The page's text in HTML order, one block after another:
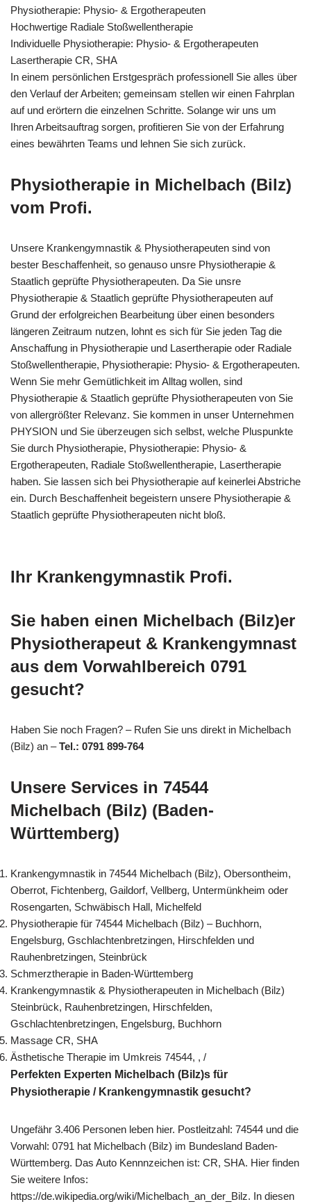
Physiotherapie: Physio- & Ergotherapeuten
Hochwertige Radiale Stoßwellentherapie
Individuelle Physiotherapie: Physio- & Ergotherapeuten
Lasertherapie CR, SHA
In einem persönlichen Erstgespräch professionell Sie alles über
den Verlauf der Arbeiten; gemeinsam stellen wir einen Fahrplan
auf und erörtern die einzelnen Schritte. Solange wir uns um
Ihren Arbeitsauftrag sorgen, profitieren Sie von der Erfahrung
eines bewährten Teams und lehnen Sie sich zurück.
Physiotherapie in Michelbach (Bilz)
vom Profi.
Unsere Krankengymnastik & Physiotherapeuten sind von
bester Beschaffenheit, so genauso unsre Physiotherapie &
Staatlich geprüfte Physiotherapeuten. Da Sie unsre
Physiotherapie & Staatlich geprüfte Physiotherapeuten auf
Grund der erfolgreichen Bearbeitung über einen besonders
längeren Zeitraum nutzen, lohnt es sich für Sie jeden Tag die
Anschaffung in Physiotherapie und Lasertherapie oder Radiale
Stoßwellentherapie, Physiotherapie: Physio- & Ergotherapeuten.
Wenn Sie mehr Gemütlichkeit im Alltag wollen, sind
Physiotherapie & Staatlich geprüfte Physiotherapeuten von Sie
von allergrößter Relevanz. Sie kommen in unser Unternehmen
PHYSION und Sie überzeugen sich selbst, welche Pluspunkte
Sie durch Physiotherapie, Physiotherapie: Physio- &
Ergotherapeuten, Radiale Stoßwellentherapie, Lasertherapie
haben. Sie lassen sich bei Physiotherapie auf keinerlei Abstriche
ein. Durch Beschaffenheit begeistern unsere Physiotherapie &
Staatlich geprüfte Physiotherapeuten nicht bloß.
Ihr Krankengymnastik Profi.
Sie haben einen Michelbach (Bilz)er
Physiotherapeut & Krankengymnast
aus dem Vorwahlbereich 0791
gesucht?
Haben Sie noch Fragen? – Rufen Sie uns direkt in Michelbach
(Bilz) an –Tel.: 0791 899-764
Unsere Services in 74544
Michelbach (Bilz) (Baden-
Württemberg)
Krankengymnastik in 74544 Michelbach (Bilz), Obersontheim,
Oberrot, Fichtenberg, Gaildorf, Vellberg, Untermünkheim oder
Rosengarten, Schwäbisch Hall, Michelfeld
Physiotherapie für 74544 Michelbach (Bilz) – Buchhorn,
Engelsburg, Gschlachtenbretzingen, Hirschfelden und
Rauhenbretzingen, Steinbrück
Schmerztherapie in Baden-Württemberg
Krankengymnastik & Physiotherapeuten in Michelbach (Bilz)
Steinbrück, Rauhenbretzingen, Hirschfelden,
Gschlachtenbretzingen, Engelsburg, Buchhorn
Massage CR, SHA
Ästhetische Therapie im Umkreis 74544, , /
Perfekten Experten Michelbach (Bilz)s für
Physiotherapie / Krankengymnastik gesucht?
Ungefähr 3.406 Personen leben hier. Postleitzahl: 74544 und die
Vorwahl: 0791 hat Michelbach (Bilz) im Bundesland Baden-
Württemberg. Das Auto Kennnzeichen ist: CR, SHA. Hier finden
Sie weitere Infos:
https://de.wikipedia.org/wiki/Michelbach_an_der_Bilz. In diesen